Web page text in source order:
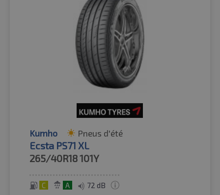
Kumho Pneus d'été
Ecsta PS71 XL
265/40R18101Y
C A 72 dB